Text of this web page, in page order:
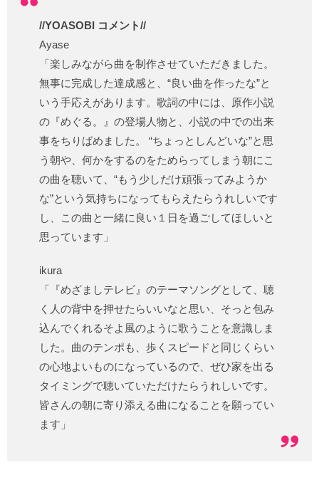
//YOASOBI コメント//
Ayase
「楽しみながら曲を制作させていただきました。
無事に完成した達成感と、“良い曲を作ったな”と
いう手応えがあります。歌詞の中には、原作小説
の『めぐる。』の登場人物と、小説の中での出来
事をちりばめました。 “ちょっとしんどいな”と思
う朝や、何かをするのをためらってしまう朝にこ
の曲を聴いて、“もう少しだけ頑張ってみようか
な”という気持ちになってもらえたらうれしいです
し、この曲と一緒に良い１日を過ごしてほしいと
思っています」
ikura
「『めざましテレビ』のテーマソングとして、聴
く人の背中を押せたらいいなと思い、そっと包み
込んでくれるそよ風のように歌うことを意識しま
した。曲のテンポも、歩くスピードと同じくらい
の心地よいものになっているので、ぜひ家を出る
タイミングで聴いていただけたらうれしいです。
皆さんの朝に寄り添える曲になることを願ってい
ます」